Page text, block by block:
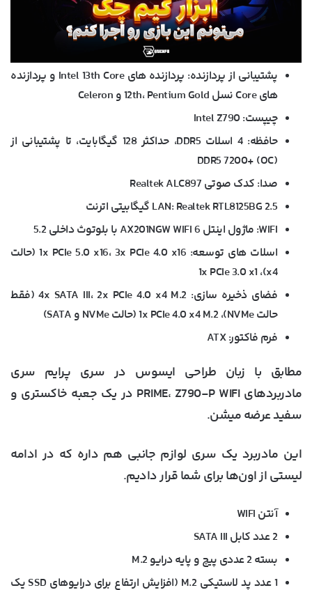
پشتیبانی از پردازنده: پردازنده های Intel 13th Core و پردازنده
های Core نسل 12th، Pentium Gold و Celeron
چیپست: Intel Z790
حافظه: 4 اسلات DDR5، حداکثر 128 گیگابایت، تا پشتیبانی از
DDR5 7200+ (OC)
صدا: کدک صوتی Realtek ALC897
LAN: Realtek RTL8125BG 2.5 گیگابیتی اترنت
WIFI: ماژول اینتل AX201NGW WIFI 6 با بلوتوث داخلی 5.2
اسلات های توسعه: 1x PCIe 5.0 x16، 3x PCIe 4.0 x16 (حالت
x4)، 1x PCIe 3.0 x1
فضای ذخیره سازی: 4x SATA III، 2x PCIe 4.0 x4 M.2 (فقط
حالت NVMe)، 1x PCIe 4.0 x4 M.2 (حالت NVMe و SATA)
فرم فاکتور: ATX
مطابق با زبان طراحی ایسوس در سری پرایم سری
مادربردهای PRIME، Z790-P WIFI در یک جعبه خاکستری و
سفید عرضه میشن.
این مادربرد یک سری لوازم جانبی هم داره که در ادامه
لیستی از اون‌ها برای شما قرار دادیم.
آنتن WIFI
2 عدد کابل SATA III
بسته 2 عددی پیچ و پایه درایو M.2
1 عدد پد لاستیکی M.2 (افزایش ارتفاع برای درایوهای SSD یک